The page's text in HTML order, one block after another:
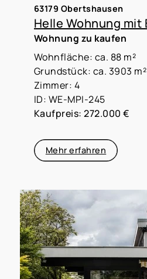
63179 Obertshausen
Wohnung zu kaufen
Wohnfläche: ca. 88 m²
Grundstück: ca. 3903 m²
Zimmer: 4
ID: WE-MPI-245
Kaufpreis: 272.000 €
Mehr erfahren